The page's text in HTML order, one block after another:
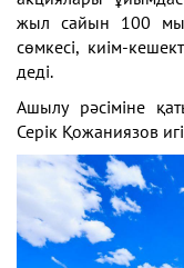
жыл сайын 100
сөмкесі, киім-
деді.
Ашылу рәсіміне
Серік Қожаниязов игі